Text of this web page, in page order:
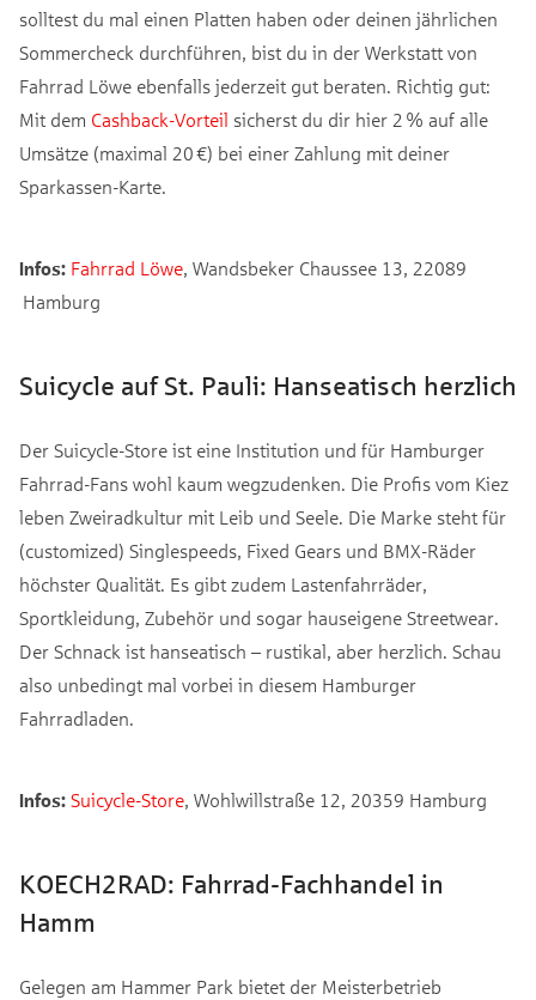
solltest du mal einen Platten haben oder deinen jährlichen
Sommercheck durchführen, bist du in der Werkstatt von
Fahrrad Löwe ebenfalls jederzeit gut beraten. Richtig gut:
Mit dem Cashback-Vorteil sicherst du dir hier 2 % auf alle
Umsätze (maximal 20 €) bei einer Zahlung mit deiner
Sparkassen-Karte.
Infos: Fahrrad Löwe, Wandsbeker Chaussee 13, 22089
Hamburg
Suicycle auf St. Pauli: Hanseatisch herzlich
Der Suicycle-Store ist eine Institution und für Hamburger
Fahrrad-Fans wohl kaum wegzudenken. Die Profis vom Kiez
leben Zweiradkultur mit Leib und Seele. Die Marke steht für
(customized) Singlespeeds, Fixed Gears und BMX-Räder
höchster Qualität. Es gibt zudem Lastenfahrräder,
Sportkleidung, Zubehör und sogar hauseigene Streetwear.
Der Schnack ist hanseatisch – rustikal, aber herzlich. Schau
also unbedingt mal vorbei in diesem Hamburger
Fahrradladen.
Infos: Suicycle-Store, Wohlwillstraße 12, 20359 Hamburg
KOECH2RAD: Fahrrad-Fachhandel in
Hamm
Gelegen am Hammer Park bietet der Meisterbetrieb